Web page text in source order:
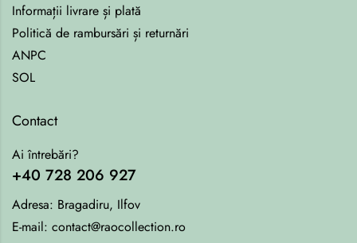
Informații livrare și plată
Politică de rambursări și returnări
ANPC
SOL
Contact
Ai întrebări?
+40 728 206 927
Adresa: Bragadiru, Ilfov
E-mail: contact@raocollection.ro